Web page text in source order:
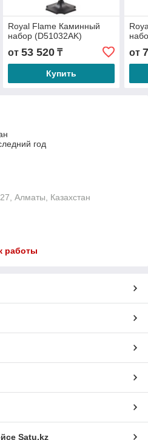
Royal Flame Каминный
набор (D51032AK)
от 53 520₸
Купить
от
год
Алматы, Казахстан
работы
Satu.kz